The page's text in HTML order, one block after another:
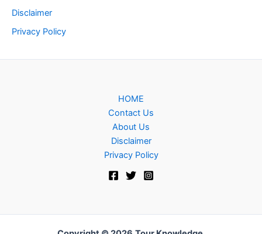
Disclaimer
Privacy Policy
HOME
Contact Us
About Us
Disclaimer
Privacy Policy